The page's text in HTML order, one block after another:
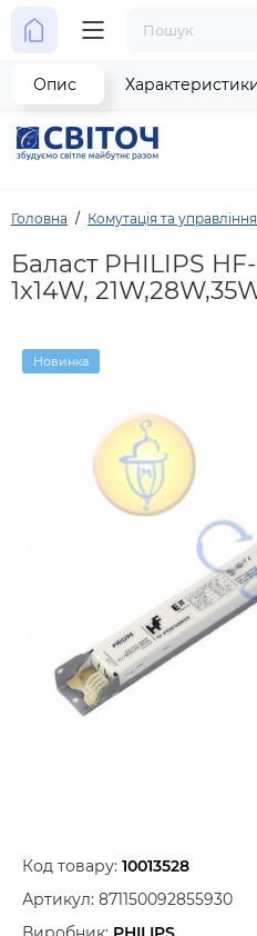
Головна Комутація та управління
Баласт PHILIPS
1x14W,
Новинка
Код товару: 10013528
Артикул: 871150092855930
Опис